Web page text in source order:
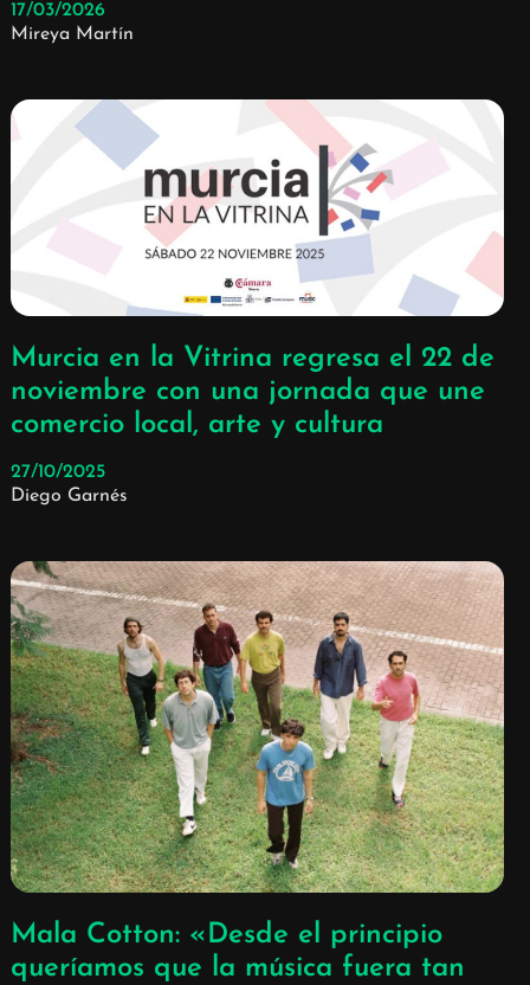
17/03/2026
Mireya Martín
Murcia en la Vitrina regresa el 22 de
noviembre con una jornada que une
comercio local, arte y cultura
27/10/2025
Diego Garnés
Mala Cotton: «Desde el principio
queríamos que la música fuera tan